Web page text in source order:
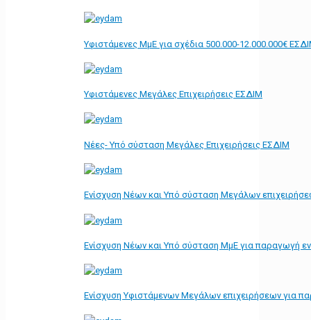
Υφιστάμενες ΜμΕ για σχέδια 500.000-12.000.000€
Υφιστάμενες Μεγάλες Επιχειρήσεις ΕΣΔΙΜ
Νέες- Υπό σύσταση Μεγάλες Επιχειρήσεις ΕΣΔΙΜ
Ενίσχυση Νέων και Υπό σύσταση Μεγάλων
Ενίσχυση Νέων και Υπό σύσταση ΜμΕ για παραγωγή
Ενίσχυση Υφιστάμενων Μεγάλων επιχειρήσεων για